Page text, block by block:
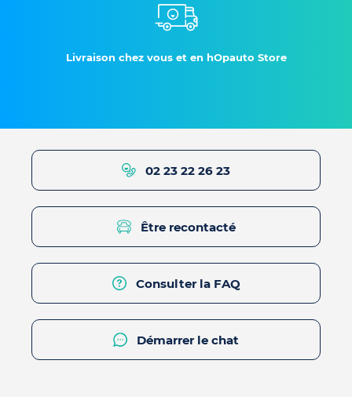
Livraison chez vous et en hOpauto Store
02 23 22 26 23
Être recontacté
Consulter la FAQ
Démarrer le chat